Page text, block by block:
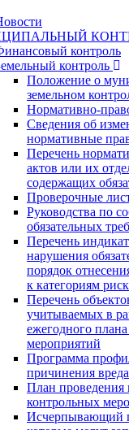
контроль
контроль
Положение о
земельном
Нормативно-
Сведения об
нормативные
Перечень
актов или их
содержащих
Проверочные
Руководства по
обязательных
Перечень
нарушения
порядок
к категориям
Перечень
учитываемых в
ежегодного
мероприятий
Программа
причинения вреда
План проведения
контрольных
Исчерпывающий